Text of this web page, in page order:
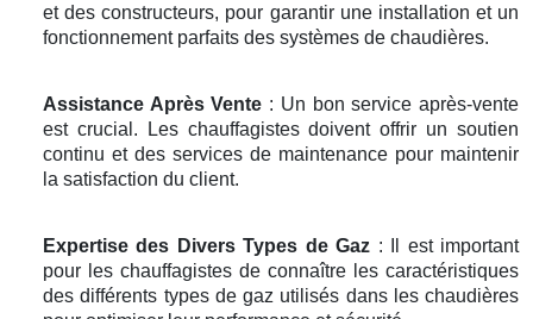
et des constructeurs, pour garantir une installation et un
fonctionnement parfaits des systèmes de chaudières.
Assistance Après Vente : Un bon service après-vente
est crucial. Les chauffagistes doivent offrir un soutien
continu et des services de maintenance pour maintenir
la satisfaction du client.
Expertise des Divers Types de Gaz : Il est important
pour les chauffagistes de connaître les caractéristiques
des différents types de gaz utilisés dans les chaudières